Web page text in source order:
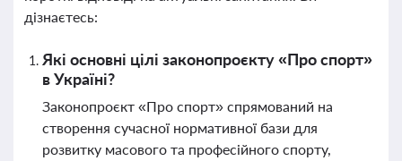
дізнаєтесь:
Які основні цілі законопроєкту «Про спорт»
в Україні?
Законопроєкт «Про спорт» спрямований на
створення сучасної нормативної бази для
розвитку масового та професійного спорту,